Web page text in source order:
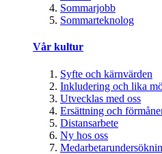
Sommarjobb
Sommarteknolog
Vår kultur
Syfte och kärnvärden
Inkludering och lika
Utvecklas med oss
Ersättning och
Distansarbete
Ny hos oss